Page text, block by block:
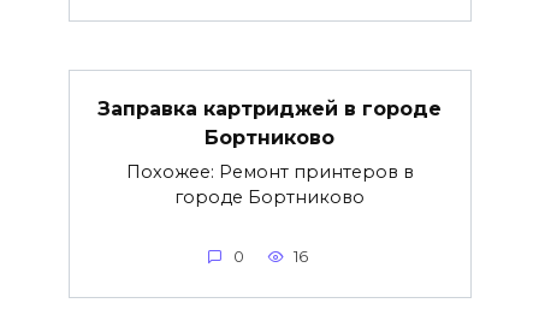
Заправка картриджей в городе
Бортниково
Похожее: Ремонт принтеров в
городе Бортниково
0 16